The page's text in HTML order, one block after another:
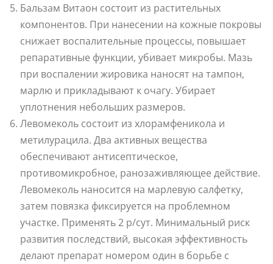
Бальзам Витаон состоит из растительных
компонентов. При нанесении на кожные покровы
снижает воспалительные процессы, повышает
репаративные функции, убивает микробы. Мазь
при воспалении жировика наносят на тампон,
марлю и прикладывают к очагу. Убирает
уплотнения небольших размеров.
Левомеколь состоит из хлорамфеникола и
метилурацила. Два активных вещества
обеспечивают антисептическое,
противомикробное, ранозаживляющее действие.
Левомеколь наносится на марлевую салфетку,
затем повязка фиксируется на проблемном
участке. Применять 2 р/сут. Минимальный риск
развития последствий, высокая эффективность
делают препарат номером один в борьбе с